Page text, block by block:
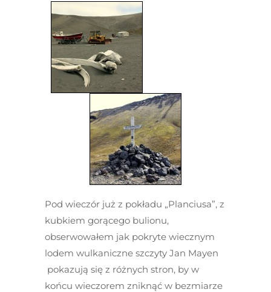
Pod wieczór już z pokładu „Planciusa”, z
kubkiem gorącego bulionu,
obserwowałem jak pokryte wiecznym
lodem wulkaniczne szczyty Jan Mayen
pokazują się z różnych stron, by w
końcu wieczorem zniknąć w bezmiarze